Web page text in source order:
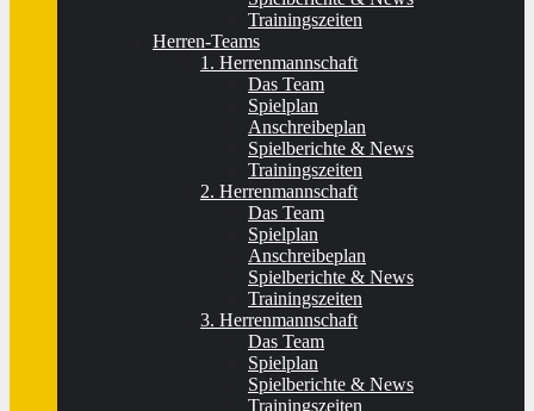
Trainingszeiten
Herren-Teams
1. Herrenmannschaft
Das Team
Spielplan
Anschreibeplan
Spielberichte & News
Trainingszeiten
2. Herrenmannschaft
Das Team
Spielplan
Anschreibeplan
Spielberichte & News
Trainingszeiten
3. Herrenmannschaft
Das Team
Spielplan
Spielberichte & News
Trainingszeiten